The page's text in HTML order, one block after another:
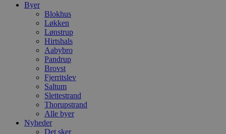
Byer
Blokhus
Løkken
Lønstrup
Hirtshals
Aabybro
Pandrup
Brovst
Fjerritslev
Saltum
Slettestrand
Thorupstrand
Alle byer
Nyheder
Det sker